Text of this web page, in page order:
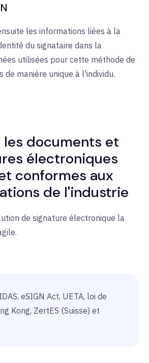
les informations liées à la
du signataire dans la
utilisées pour cette méthode de
de manière unique à l'individu.
les documents et
électroniques
conformes aux
de l'industrie
de signature électronique la
eSIGN Act, UETA, loi de
Kong, ZertES (Suisse) et